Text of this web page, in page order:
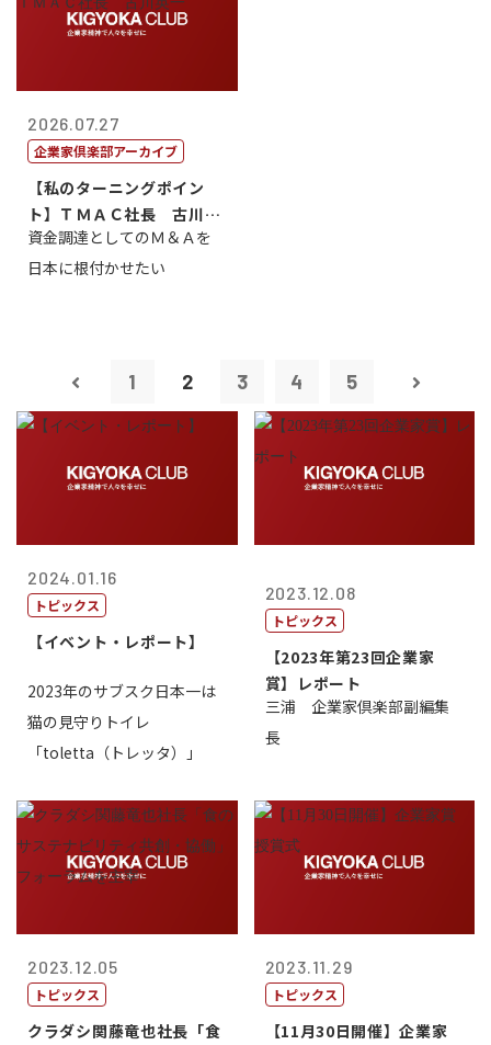
2026.07.27
企業家倶楽部アーカイブ
【私のターニングポイン
ト】ＴＭＡＣ社長 古川英
一
資金調達としてのＭ＆Ａを
日本に根付かせたい
1 2 3 4 5
2024.01.16
トピックス
【イベント・レポート】
2023年のサブスク日本一は
猫の見守りトイレ
「toletta（トレッタ）」
2023.12.08
トピックス
【2023年第23回企業家
賞】レポート
三浦 企業家倶楽部副編集
長
2023.12.05
トピックス
クラダシ関藤竜也社長「食
2023.11.29
トピックス
【11月30日開催】企業家